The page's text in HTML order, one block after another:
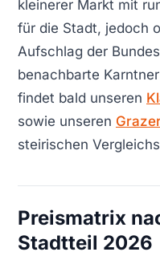
kleinerer Markt mit
für die Stadt, jedoch
Aufschlag der
benachbarte
findet bald unseren
sowie unseren
steirischen
Preismatrix
Stadtteil 2026